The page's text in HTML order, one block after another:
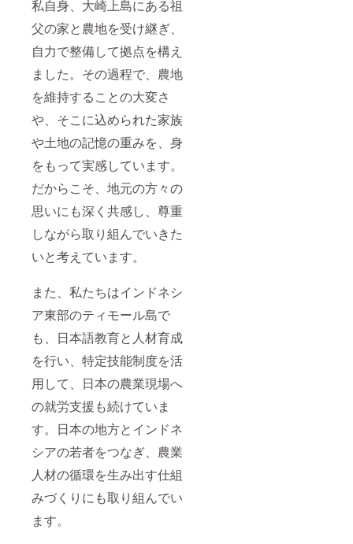
私自身、大崎上島にある祖
父の家と農地を受け継ぎ、
自力で整備して拠点を構え
ました。その過程で、農地
を維持することの大変さ
や、そこに込められた家族
や土地の記憶の重みを、身
をもって実感しています。
だからこそ、地元の方々の
思いにも深く共感し、尊重
しながら取り組んでいきた
いと考えています。
また、私たちはインドネシ
ア東部のティモール島で
も、日本語教育と人材育成
を行い、特定技能制度を活
用して、日本の農業現場へ
の就労支援も続けていま
す。日本の地方とインドネ
シアの若者をつなぎ、農業
人材の循環を生み出す仕組
みづくりにも取り組んでい
ます。